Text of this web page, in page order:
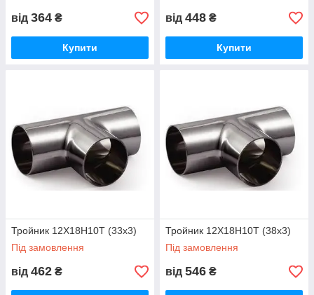
від 364 ₴
Купити
від 448 ₴
Купити
Тройник 12Х18Н10Т (33x3)
Під замовлення
від 462 ₴
Тройник 12Х18Н10Т (38х3)
Під замовлення
від 546 ₴